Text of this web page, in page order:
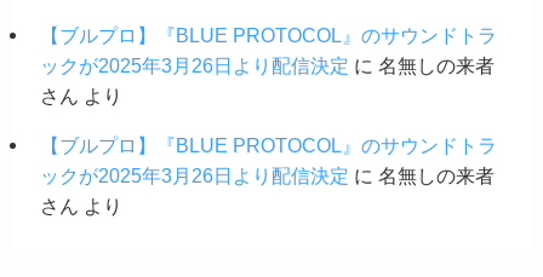
【ブルプロ】『BLUE PROTOCOL』のサウンドトラ
ックが2025年3月26日より配信決定 に 名無しの来者
さん より
【ブルプロ】『BLUE PROTOCOL』のサウンドトラ
ックが2025年3月26日より配信決定 に 名無しの来者
さん より